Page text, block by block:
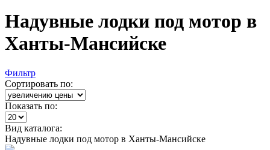
Надувные лодки под мотор в
Ханты-Мансийске
Фильтр
Сортировать по:
Показать по:
Вид каталога:
Надувные лодки под мотор в Ханты-Мансийске